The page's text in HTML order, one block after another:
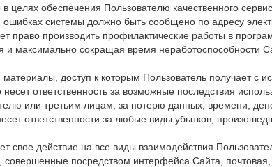
обеспечения Пользователю качественного
ошибках системы должно быть сообщено по адресу
право производить профилактические работы в
и максимально сокращая время неработоспособности
доступ к которым Пользователь получает с
несет ответственность за возможные последствия
или третьим лицам, за потерю данных, времени,
ответственности за любые виды убытков,
свое действие на все виды взаимодействия
посредством интерфейса Сайта,